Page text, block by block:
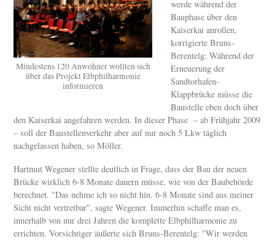
Mindestens 120 Anwohner wollten sich
über das Projekt Elbphilharmonie
informieren
werde während der
Bauphase über den
Kaiserkai anrollen,
korrigierte Bruns-
Berentelg: Während der
Erneuerung der
Sandtorhafen-
Klappbrücke müsse die
Baustelle eben doch über
den Kaiserkai angefahren werden. In dieser Phase – ab Frühjahr 2009
– soll der Baustellenverkehr aber auf nur noch 5 Lkw täglich
nachgelassen haben, so Möller.
Hartmut Wegener stellte deutlich in Frage, dass der Bau der neuen
Brücke wirklich 6-8 Monate dauern müsse, wie von der Baubehörde
berechnet. "Das nehme ich so nicht hin. 6-8 Monate sind aus meiner
Sicht nicht vertretbar", sagte Wegener. Immerhin schaffe man es,
innerhalb von nur drei Jahren die komplette Elbphilharmonie zu
errichten. Vorsichtiger äußerte sich Bruns-Berentelg: "Wir werden